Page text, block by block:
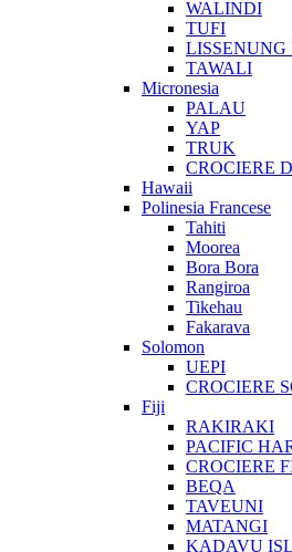
WALINDI
TUFI
LISSENUNG
TAWALI
Micronesia
PALAU
YAP
TRUK
CROCIERE
Hawaii
Polinesia Francese
Tahiti
Moorea
Bora Bora
Rangiroa
Tikehau
Fakarava
Solomon
UEPI
CROCIERE
Fiji
RAKIRAKI
PACIFIC
CROCIERE
BEQA
TAVEUNI
MATANGI
KADAVU